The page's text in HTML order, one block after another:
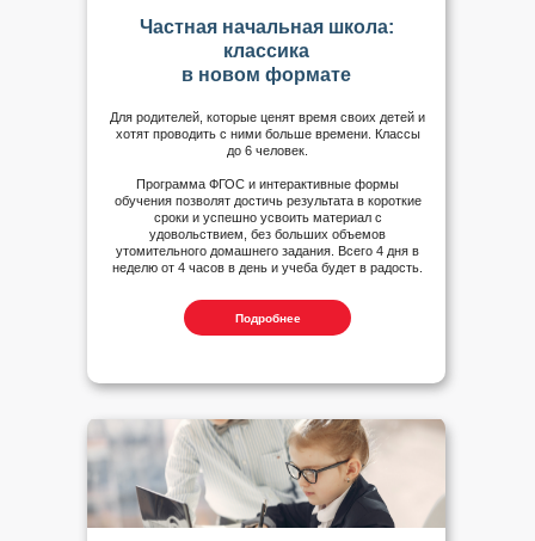
Для родителей, которые ценят время своих детей и
хотят проводить с ними больше времени. Классы
до 6 человек.
Программа ФГОС и интерактивные формы
обучения позволят достичь результата в короткие
сроки и успешно усвоить материал с
удовольствием, без больших объемов
утомительного домашнего задания. Всего 4 дня в
неделю от 4 часов в день и учеба будет в радость.
Частная начальная школа:
классика
в новом формате
Подробнее